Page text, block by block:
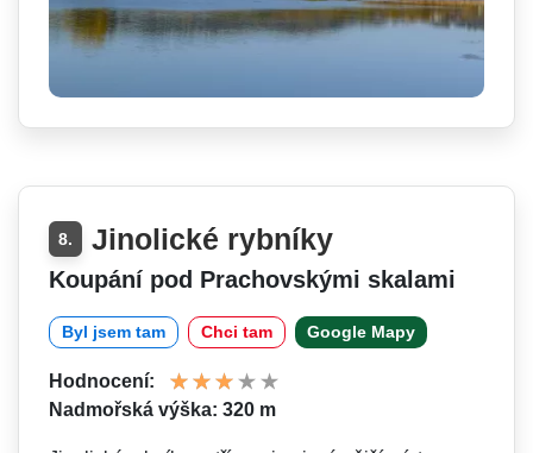
8. Jinolické rybníky
Koupání pod Prachovskými skalami
Byl jsem tam Chci tam Google Mapy
Hodnocení:
Nadmořská výška: 320 m